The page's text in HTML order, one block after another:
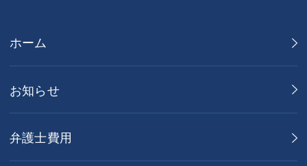
ホーム
お知らせ
弁護士費用